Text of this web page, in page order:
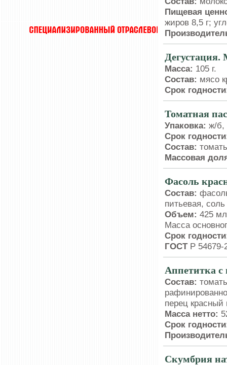
Пищевая
жиров 8,5 г;
Дегустация.
Масса: 105 г.
Состав: мясо
Срок
Томатная
Упаковка: ж/б,
Срок
Состав:
Массовая
Фасоль
Состав:
питьевая,
Объем: 425
Масса
Срок
ГОСТР 54679-
Аппетитка
Состав:
перец красный
Масса нетто:
Срок
Скумбрия